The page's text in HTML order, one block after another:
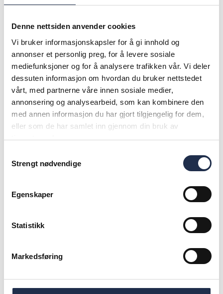
Denne nettsiden anvender cookies
Vi bruker informasjonskapsler for å gi innhold og
annonser et personlig preg, for å levere sosiale
mediefunksjoner og for å analysere trafikken vår. Vi deler
dessuten informasjon om hvordan du bruker nettstedet
vårt, med partnerne våre innen sosiale medier,
annonsering og analysearbeid, som kan kombinere den
med annen informasjon du har gjort tilgjengelig for dem,
eller som de har samlet inn gjennom din bruk av
tjenestene deres.
Strengt nødvendige
Egenskaper
Statistikk
Markedsføring
øke andelen jenter, gjennom å rekruttere en
kvinnelig trener med flerkulturell bakgrunn.
– Dette har ført til en økning i deltakelsen blant
jenter og kvinner. På enkelte treninger deltar
jentene sammen med mødrene sine, som er et
tegn på at klubben har skapt en trygg og
komfortable. Dette har vist seg å være et viktig
deltakelse blant jenter, forteller hun.